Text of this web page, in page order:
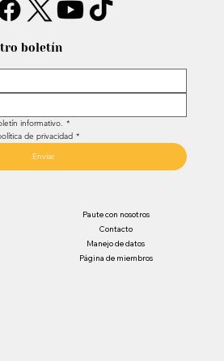
boletín
informativo. *
de privacidad *
Enviar
Paute con nosotros
Contacto
Manejo de datos
Página de miembros